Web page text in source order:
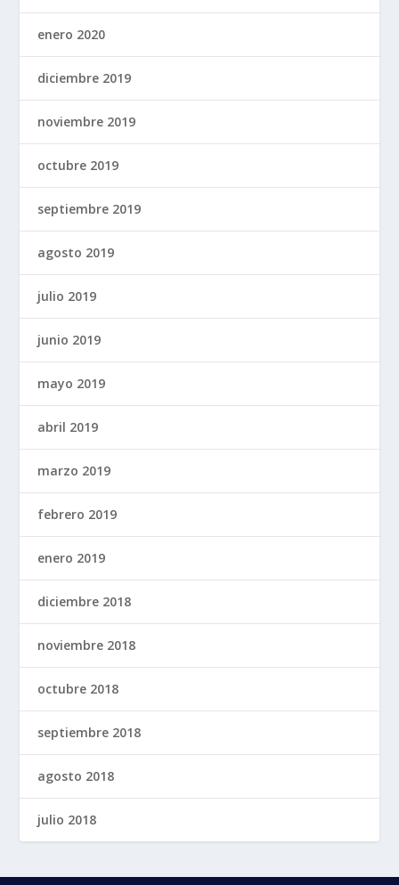
enero 2020
diciembre 2019
noviembre 2019
octubre 2019
septiembre 2019
agosto 2019
julio 2019
junio 2019
mayo 2019
abril 2019
marzo 2019
febrero 2019
enero 2019
diciembre 2018
noviembre 2018
octubre 2018
septiembre 2018
agosto 2018
julio 2018